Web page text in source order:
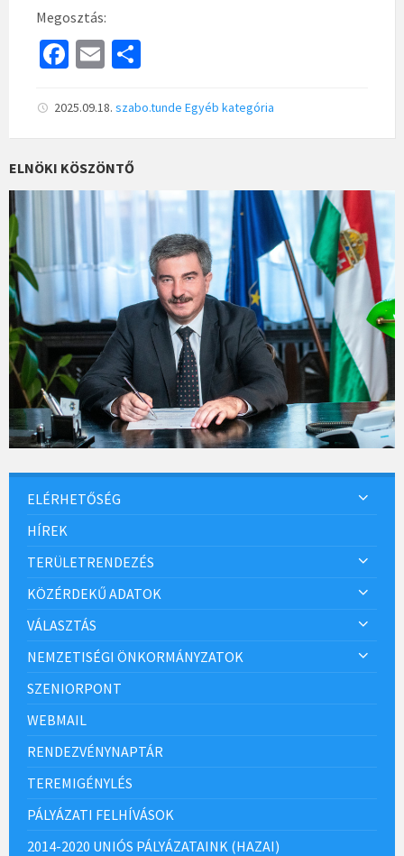
Megosztás:
Fa
b
o
o
k
E
ai
l
ar
e
2025.09.18. szabo.tunde Egyéb kategória
ELNÖKI KÖSZÖNTŐ
ELÉRHETŐSÉG
HÍREK
TERÜLETRENDEZÉS
KÖZÉRDEKŰ ADATOK
VÁLASZTÁS
NEMZETISÉGI ÖNKORMÁNYZATOK
SZENIORPONT
WEBMAIL
RENDEZVÉNYNAPTÁR
TEREMIGÉNYLÉS
PÁLYÁZATI FELHÍVÁSOK
2014-2020 UNIÓS PÁLYÁZATAINK (HAZAI)